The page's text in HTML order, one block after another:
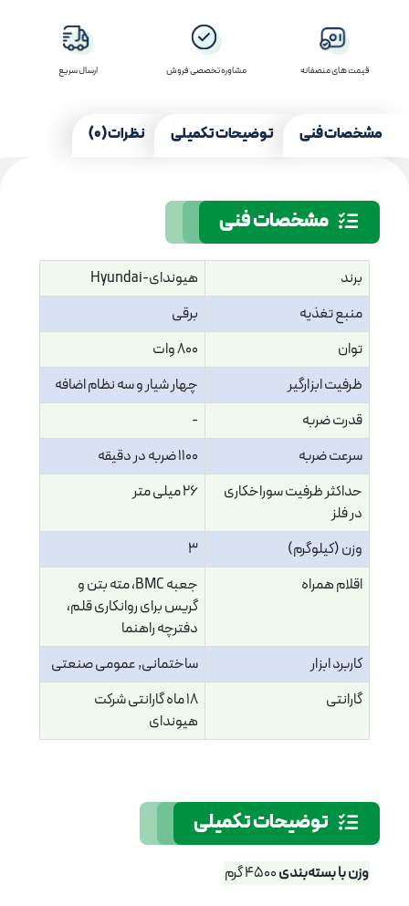
قیمت های منصفانه مشاوره تخصصی فروش ارسال سریع
مشخصات فنی توضیحات تکمیلی نظرات (0)
مشخصات فنی
برند
هیوندای-Hyundai
منبع تغذیه
برقی
توان
800 وات
ظرفیت ابزارگیر
چهار شیار و سه نظام اضافه
قدرت ضربه
-
سرعت ضربه
1100 ضربه در دقیقه
حداکثر ظرفیت سوراخکاری
در فلز
26 میلی متر
وزن (کیلوگرم)
3
اقلام همراه
جعبه BMC، مته بتن و
گریس برای روانکاری قلم،
دفترچه راهنما
کاربرد ابزار
ساختمانی, عمومی صنعتی
گارانتی
18 ماه گارانتی شرکت
هیوندای
توضیحات تکمیلی
وزن با بسته‌بندی4500 گرم